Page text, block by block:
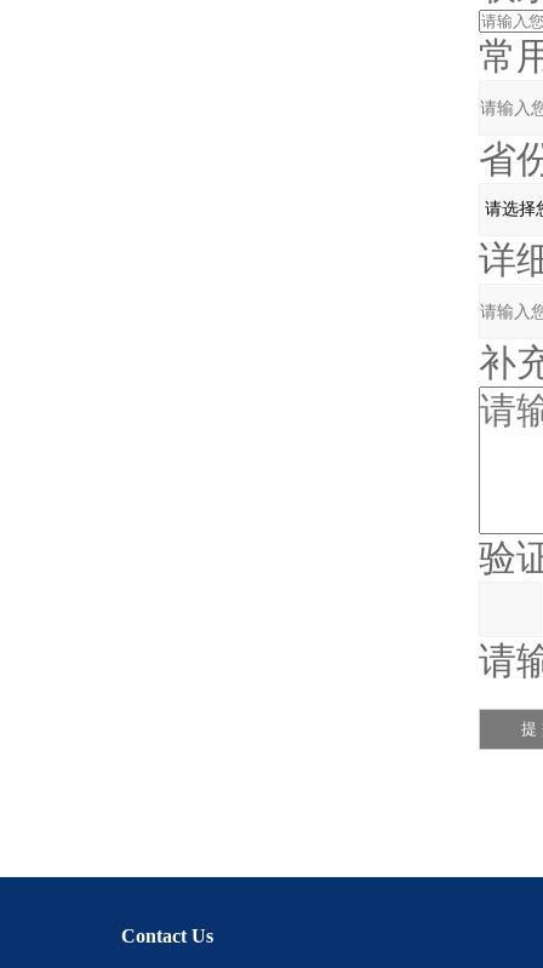
常
省份
详
补
验证
请
Contact Us